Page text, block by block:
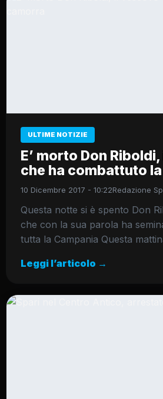
ULTIME NOTIZIE
E’ morto Don
che ha combattuto
10 Dicembre 2017 - 10:22Redazione
Questa notte si è spento Don
che con la sua parola ha
tutta la Campania Questa
Leggi l’articolo →